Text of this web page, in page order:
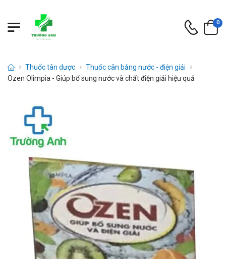
0
Thuốc tân dược
Thuốc cân bằng nước - điện giải
Ozen Olimpia - Giúp bổ sung nước và chất điện giải hiệu quả